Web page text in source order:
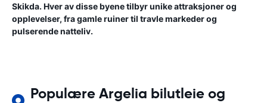
Skikda. Hver av disse byene tilbyr unike attraksjoner og
opplevelser, fra gamle ruiner til travle markeder og
pulserende natteliv.
Populære Argelia bilutleie og